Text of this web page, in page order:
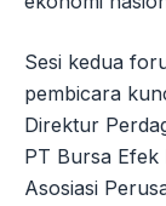
Sesi kedua
pembicara
Direktur
PT Bursa Efek
Asosiasi